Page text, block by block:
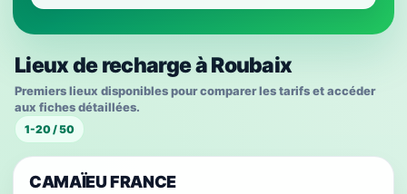
Lieux de recharge à Roubaix
Premiers lieux disponibles pour comparer les tarifs et accéder
aux fiches détaillées.
1-20 / 50
CAMAÏEU FRANCE